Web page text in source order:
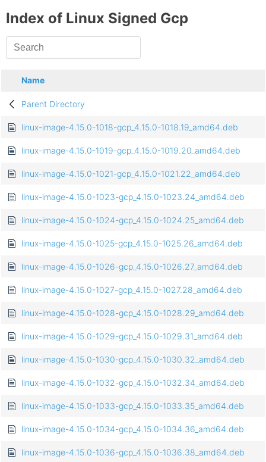
Index of Linux Signed Gcp
Name
Parent Directory
linux-image-4.15.0-1018-gcp_4.15.0-1018.19_amd64.deb
linux-image-4.15.0-1019-gcp_4.15.0-1019.20_amd64.deb
linux-image-4.15.0-1021-gcp_4.15.0-1021.22_amd64.deb
linux-image-4.15.0-1023-gcp_4.15.0-1023.24_amd64.deb
linux-image-4.15.0-1024-gcp_4.15.0-1024.25_amd64.deb
linux-image-4.15.0-1025-gcp_4.15.0-1025.26_amd64.deb
linux-image-4.15.0-1026-gcp_4.15.0-1026.27_amd64.deb
linux-image-4.15.0-1027-gcp_4.15.0-1027.28_amd64.deb
linux-image-4.15.0-1028-gcp_4.15.0-1028.29_amd64.deb
linux-image-4.15.0-1029-gcp_4.15.0-1029.31_amd64.deb
linux-image-4.15.0-1030-gcp_4.15.0-1030.32_amd64.deb
linux-image-4.15.0-1032-gcp_4.15.0-1032.34_amd64.deb
linux-image-4.15.0-1033-gcp_4.15.0-1033.35_amd64.deb
linux-image-4.15.0-1034-gcp_4.15.0-1034.36_amd64.deb
linux-image-4.15.0-1036-gcp_4.15.0-1036.38_amd64.deb